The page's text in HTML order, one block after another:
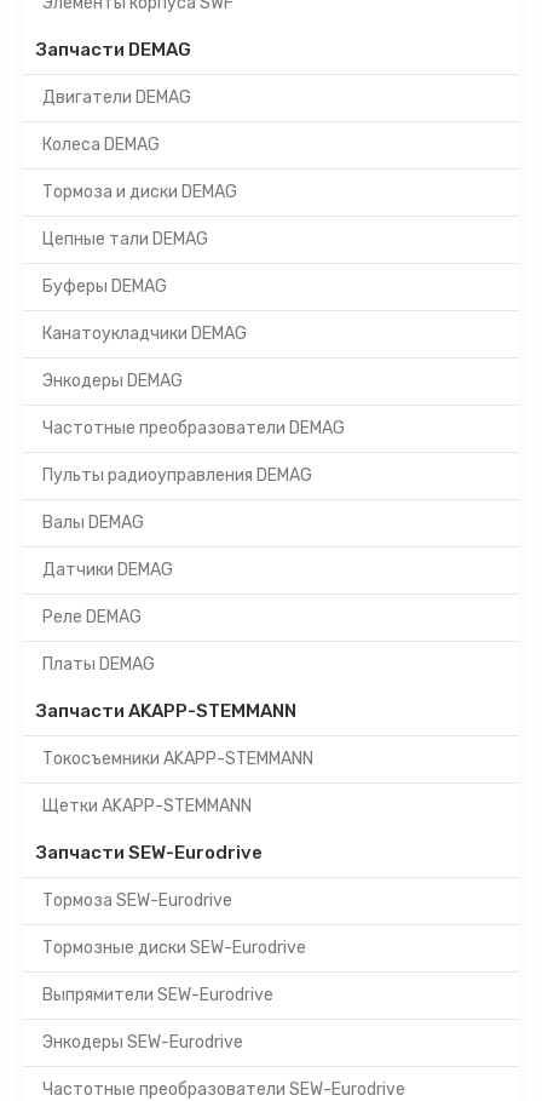
Запчасти DEMAG
Двигатели DEMAG
Колеса DEMAG
Тормоза и диски DEMAG
Цепные тали DEMAG
Буферы DEMAG
Канатоукладчики DEMAG
Энкодеры DEMAG
Частотные преобразователи DEMAG
Пульты радиоуправления DEMAG
Валы DEMAG
Датчики DEMAG
Реле DEMAG
Платы DEMAG
Запчасти AKAPP-STEMMANN
Токосъемники AKAPP-STEMMANN
Щетки AKAPP-STEMMANN
Запчасти SEW-Eurodrive
Тормоза SEW-Eurodrive
Тормозные диски SEW-Eurodrive
Выпрямители SEW-Eurodrive
Энкодеры SEW-Eurodrive
Частотные преобразователи SEW-Eurodrive